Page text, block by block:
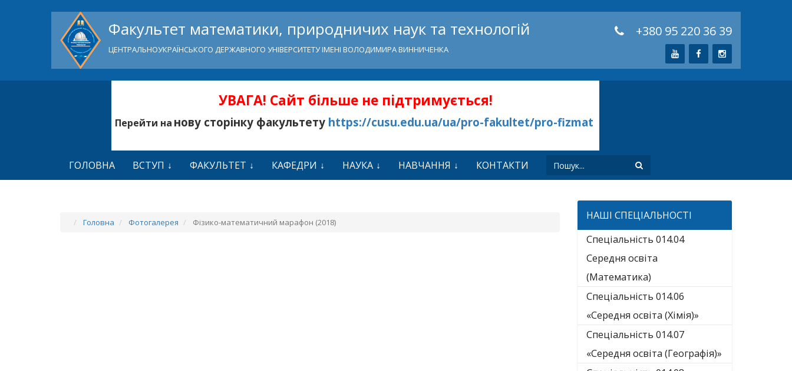
Факультет математики, природничих наук та технологій
ЦЕНТРАЛЬНОУКРАЇНСЬКОГО ДЕРЖАВНОГО УНІВЕРСИТЕТУ ІМЕНІ ВОЛОДИМИРА ВИННИЧЕНКА
+380 95 220 36 39
УВАГА! Сайт більше не підтримується!
Перейти на нову сторінку факультету https://cusu.edu.ua/ua/pro-fakultet/pro-fizmat
ГОЛОВНА ВСТУП ФАКУЛЬТЕТ КАФЕДРИ НАУКА НАВЧАННЯ КОНТАКТИ
Головна Фотогалерея Фізико-математичний марафон (2018)
НАШІ СПЕЦІАЛЬНОСТІ
Спеціальність 014.04
Середня освіта
(Математика)
Спеціальність 014.06
«Середня освіта (Хімія)»
Спеціальність 014.07
«Середня освіта (Географія)»